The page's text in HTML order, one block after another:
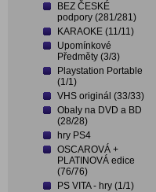
BEZ ČESKÉ
podpory (281/281)
KARAOKE (11/11)
Upomínkové
Předměty (3/3)
Playstation Portable
(1/1)
VHS originál (33/33)
Obaly na DVD a BD
(28/28)
hry PS4
OSCAROVÁ +
PLATINOVÁ edice
(76/76)
PS VITA - hry (1/1)